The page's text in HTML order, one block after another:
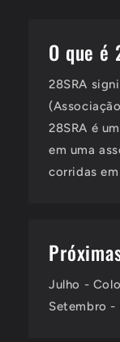
O que é
28SRA
28SRA é
em uma
corridas
Julho -
Setembro -